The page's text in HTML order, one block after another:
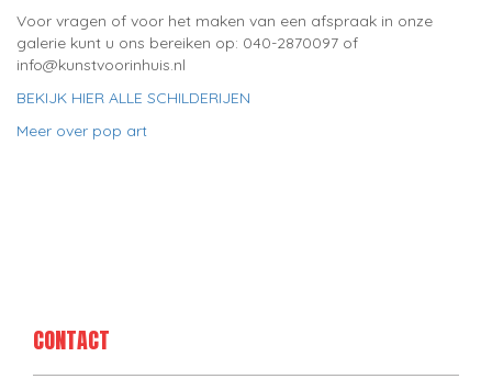
Voor vragen of voor het maken van een afspraak in onze
galerie kunt u ons bereiken op: 040-2870097 of
info@kunstvoorinhuis.nl
BEKIJK HIER ALLE SCHILDERIJEN
Meer over pop art
CONTACT